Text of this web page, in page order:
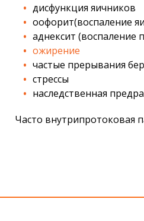
дисфункция яичников
оофорит(воспаление
аднексит (воспаление
ожирение
частые прерывания
стрессы
наследственная
Часто внутрипротоковая